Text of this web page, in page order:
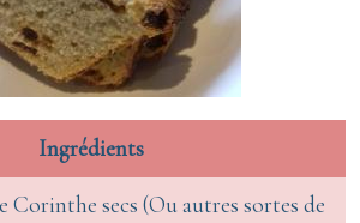
Ingrédients
Corinthe secs (Ou autres sortes de